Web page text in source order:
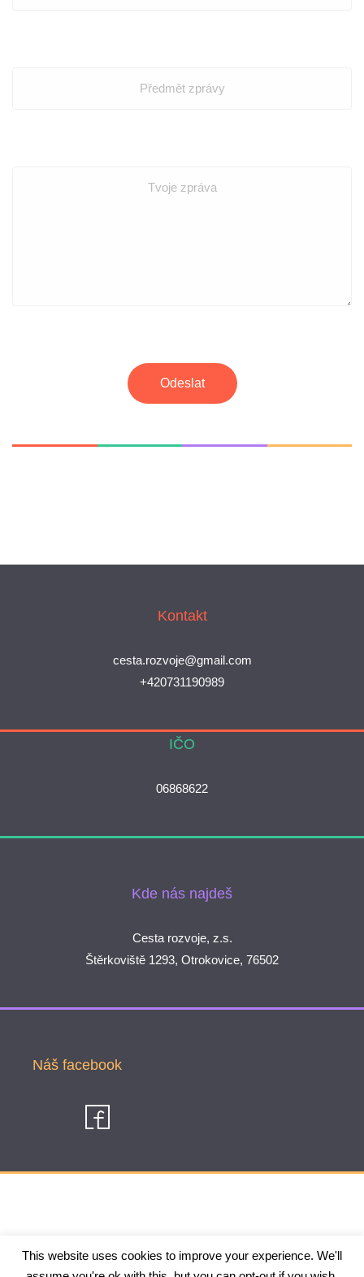
Odeslat
Kontakt
cesta.rozvoje@gmail.com
+420731190989
IČO
06868622
Kde nás najdeš
Cesta rozvoje, z.s.
Štěrkoviště 1293, Otrokovice, 76502
Náš facebook
This website uses cookies to improve your experience. We'll